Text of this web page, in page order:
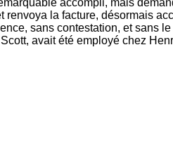
renvoya la facture, désormais
sans contestation, et sans
avait été employé chez